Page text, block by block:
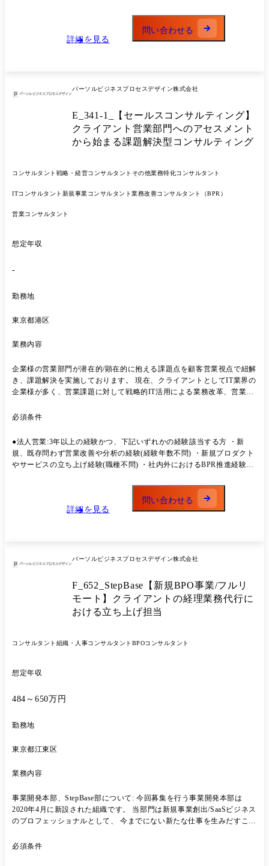
ス領域全般(労務、総務、秘書など)において同様のサービスを展開して
いくために、 クライアントとの業務ヒアリングからアシスタントメンバ
ー(クルー)のマネジメントまでご担当いただくコアメンバーを募集いた
の事業を構想しました。 もちろん自社の本流ビジネスにも相乗効果が得
を一緒に立ち上げてくれるメンバーの募集になります。 ぜひよろしくお
願いします。 ■弊社担当者より 約5兆円の巨大規模を誇るBPO市場に対
し、新規事業の切り口から「人と組織の生産性向上」をミッションと
は中途入社や他組織からの異動者が多く、フラットな組織体制です。 働
となっています。 ■業務詳細 オンライン業務代行サービス「StepBase」
内容ヒアリング、業務プロセスの改善提案 └当社に蓄積された約7,000
告書や業務レポートの作成/レビュー アシスタントメンバー(クルー)のマ
詳細を見る
問い合わせる
パーソルビジネスプロセスデザイン株式会社
E_341-1_【セールスコンサルティング】
クライアント営業部門へのアセスメント
から始まる課題解決型コンサルティング
コンサルタント 戦略・経営コンサルタント その他業務特化コンサルタント
ITコンサルタント 新規事業コンサルタント業務改善コンサルタント（BPR）
営業コンサルタント
想定年収
-
勤務地
東京都港区
業務内容
企業様の営業部門が潜在的/顕在的に抱える課題点を顧客営業視点で紐解
き、課題解決を実施しております。 現在、クライアントとしてIT業界の
企業様が多く、営業課題に対して戦略的IT活用による業務改革、営業プ
今後についてはIT業界だけではなく他業界の企業様に対しても、営業を
きたいと考えております。 クライアントと共に、実現可能なビジネスプ
ランを策定し、実現化に向けた戦略立案から、業務改革の要件定義、IT
戦略立案、システム設計・開発・導入まで実現していきたく、 ご共感い
ジタルマーケティング～セールス/コンタクトセンターにおけるBPO業務
を担っておりますので、セールスコンサルティング組織にて営業プロセ
スの構築(再構築)を行い、 実際の営業活動について運用を中心としてい
のための事業推進など裁量を持ち行動できるポジションのため、やりが
部は企業のセールス&マーケティング&コンタクトセンターを一貫して
カバーする組織となっております。 顧客の「トータルコストの最適化・
生産性向上の最適化」を目指し、事業を推進しております。 その中でも
が得意とするIT領域の企業様が主流のクライアントのみならず、大手保
ー領域における潜在的/顕在的に抱える課題点を紐解き、適切な課題解決
することが弊社の強みとなるため、運用・営業実行までの視点を踏まえ
イアントの営業状況ヒアリングから営業課題の抽出、営業課題に対して
めの企画要望」や「新サービス拡販にあたっての新規営業組織立ち上
ル導入におけるテック支援」など営業組織を起点にしたご要望ではある
た、事業拡大をしていくにあたり、将来的にはクライアントのリード獲
得から案件化、実装迄の実施や、デジタルマーケティングとセールスを
融合させたサービスの展開とそれらサービスのコンサルティングの実
業拡大のための行動やコンサルタントとしての業務に捕われず広く業務
必須条件
●法人営業:3年以上の経験かつ、下記いずれかの経験該当する方 ・新
規、既存問わず営業改善や分析の経験(経験年数不問) ・新規プロダクト
やサービスの立ち上げ経験(職種不問) ・社内外におけるBPR推進経験を
詳細を見る
問い合わせる
パーソルビジネスプロセスデザイン株式会社
F_652_StepBase【新規BPO事業/フルリ
モート】クライアントの経理業務代行に
おける立ち上げ担当
コンサルタント 組織・人事コンサルタント BPOコンサルタント
想定年収
484～650万円
勤務地
東京都江東区
業務内容
事業開発本部、StepBase部について: 今回募集を行う事業開発本部は
2020年4月に新設された組織です。 当部門は新規事業創出/SaaSビジネス
のプロフェッショナルとして、 今までにない新たな仕事を生みだすこと
化を生みだすことをミッションとしています。 配属先としては、事業開
必須条件